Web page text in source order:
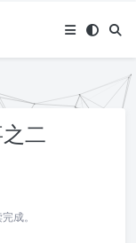
二
成。